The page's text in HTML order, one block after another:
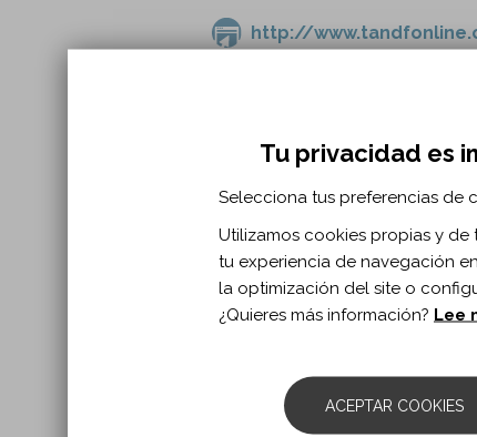
http://
Neuropsychol Rehabil. 2018
Tipo de documento:Artículo
Idioma documento:
Páginas:
27915588
Tu privacidad es
Selecciona tus preferencias de
Utilizamos cookies propias y de
tu experiencia de navegación
la optimización del site o
¿Quieres más información? Lee
ACEPTAR COOKIES